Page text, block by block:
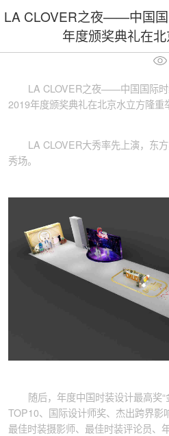
LA CLOVER之夜——中国
年度颁奖典礼在
LA CLOVER之夜——中国国际
2019年度颁奖典礼在北京水立方隆重
LA CLOVER大秀率先上演，东
秀场。
随后，年度中国时装设计最高奖
TOP10、国际设计师奖、杰出跨界影
最佳时装摄影师、最佳时装评论员、